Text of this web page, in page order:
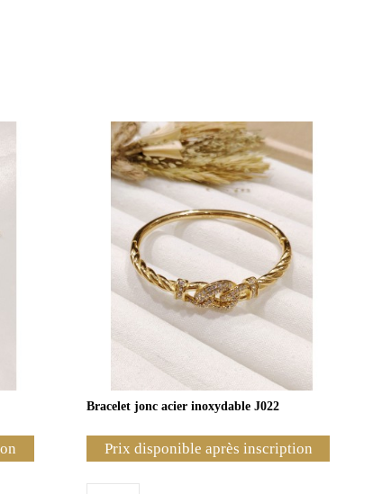
Bracelet jonc acier inoxydable J022
Prix disponible après inscription